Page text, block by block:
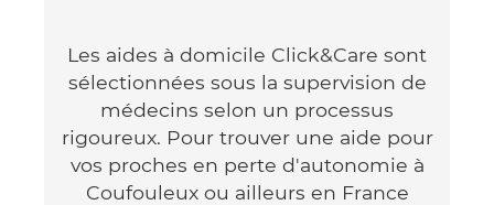
Les aides à domicile Click&Care sont
sélectionnées sous la supervision de
médecins selon un processus
rigoureux. Pour trouver une aide pour
vos proches en perte d'autonomie à
Coufouleux ou ailleurs en France